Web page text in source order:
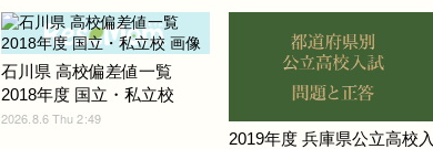
石川県 高校偏差値一覧
2018年度 国立・私立校
2026.8.6 Thu 2:49
2019年度 兵庫県公立高校入